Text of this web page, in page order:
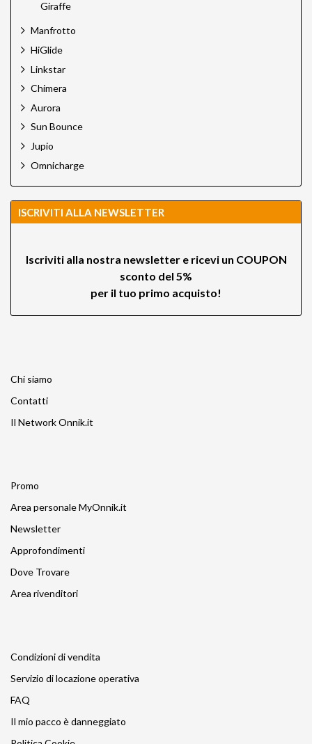
Giraffe
Manfrotto
HiGlide
Linkstar
Chimera
Aurora
Sun Bounce
Jupio
Omnicharge
ISCRIVITI ALLA NEWSLETTER
Iscriviti alla nostra newsletter e ricevi un COUPON
sconto del 5%
per il tuo primo acquisto!
Chi siamo
Contatti
Il Network Onnik.it
Promo
Area personale MyOnnik.it
Newsletter
Approfondimenti
Dove Trovare
Area rivenditori
Condizioni di vendita
Servizio di locazione operativa
FAQ
Il mio pacco è danneggiato